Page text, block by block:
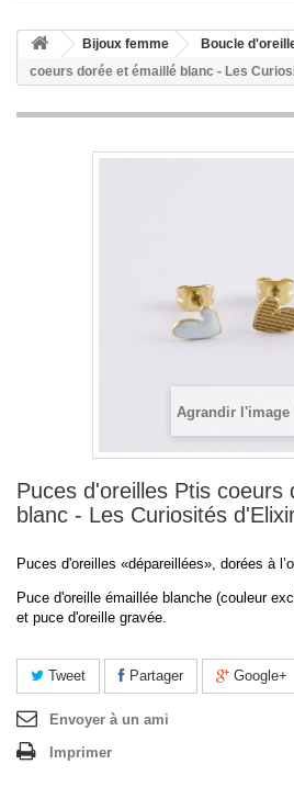
Bijoux femme Boucle
coeurs dorée et émaillé blanc - Les
Agrandir l'image
Puces d'oreilles Ptis coeurs
blanc - Les Curiosités
Puces d'oreilles «dépareillées», dorées à
Puce d'oreille émaillée blanche (couleur
et puce d'oreille gravée.
Tweet Partager Google+
Envoyer à un ami
Imprimer